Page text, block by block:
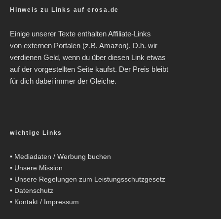
Hinweis zu Links auf erosa.de
Einige unserer Texte enthalten Affiliate-Links
von externen Portalen (z.B. Amazon). D.h. wir
verdienen Geld, wenn du über diesen Link etwas
auf der vorgestellten Seite kaufst. Der Preis bleibt
für dich dabei immer der Gleiche.
wichtige Links
• Mediadaten / Werbung buchen
• Unsere Mission
• Unsere Regelungen zum Leistungsschutzgesetz
• Datenschutz
• Kontakt / Impressum